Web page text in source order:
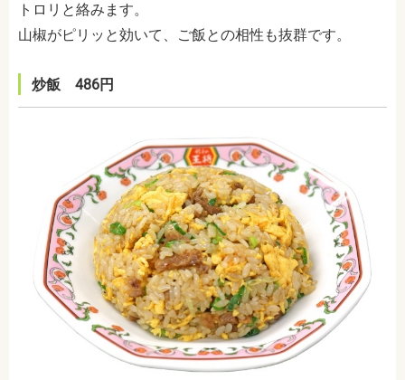
トロリと絡みます。
山椒がピリッと効いて、ご飯との相性も抜群です。
炒飯 486円